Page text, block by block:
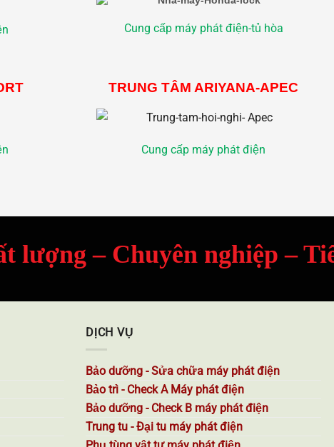
Cung cấp máy phát điện-tủ hòa
TRUNG TÂM ARIYANA-APEC
Cung cấp máy phát điện
lượng – Chuyên nghiệp –
DỊCH VỤ
Bảo dưỡng - Sửa chữa máy phát điện
Bảo trì - Check A Máy phát điện
Bảo dưỡng - Check B máy phát điện
Trung tu - Đại tu máy phát điện